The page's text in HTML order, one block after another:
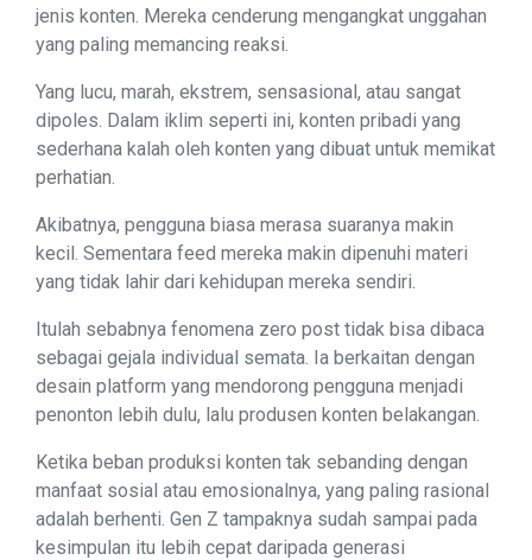
jenis konten. Mereka cenderung mengangkat unggahan
yang paling memancing reaksi.
Yang lucu, marah, ekstrem, sensasional, atau sangat
dipoles. Dalam iklim seperti ini, konten pribadi yang
sederhana kalah oleh konten yang dibuat untuk memikat
perhatian.
Akibatnya, pengguna biasa merasa suaranya makin
kecil. Sementara feed mereka makin dipenuhi materi
yang tidak lahir dari kehidupan mereka sendiri.
Itulah sebabnya fenomena zero post tidak bisa dibaca
sebagai gejala individual semata. Ia berkaitan dengan
desain platform yang mendorong pengguna menjadi
penonton lebih dulu, lalu produsen konten belakangan.
Ketika beban produksi konten tak sebanding dengan
manfaat sosial atau emosionalnya, yang paling rasional
adalah berhenti. Gen Z tampaknya sudah sampai pada
kesimpulan itu lebih cepat daripada generasi